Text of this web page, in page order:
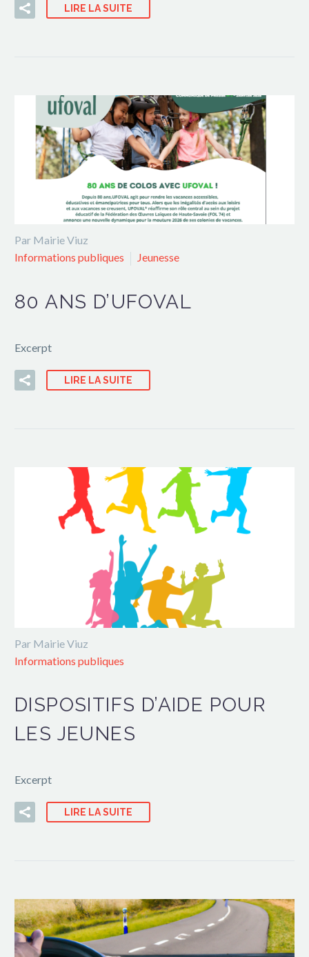
LIRE LA SUITE
Par Mairie Viuz
Informations publiques
Jeunesse
80 ANS D’UFOVAL
Excerpt
LIRE LA SUITE
Par Mairie Viuz
Informations publiques
DISPOSITIFS D’AIDE POUR
LES JEUNES
Excerpt
LIRE LA SUITE